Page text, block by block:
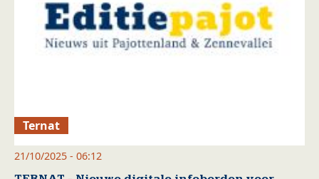
Ternat
21/10/2025 - 06:12